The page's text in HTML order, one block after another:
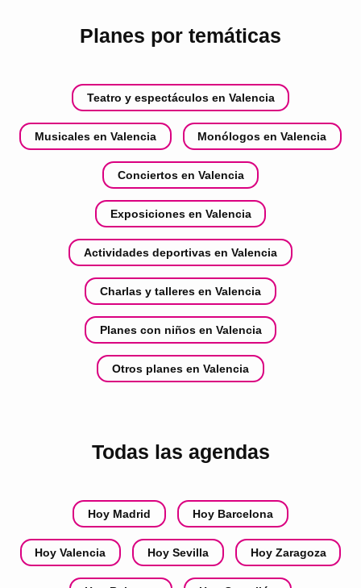
Planes por temáticas
Teatro y espectáculos en Valencia
Musicales en Valencia Monólogos en Valencia
Conciertos en Valencia
Exposiciones en Valencia
Actividades deportivas en Valencia
Charlas y talleres en Valencia
Planes con niños en Valencia
Otros planes en Valencia
Todas las agendas
Hoy Madrid Hoy Barcelona
Hoy Valencia Hoy Sevilla Hoy Zaragoza